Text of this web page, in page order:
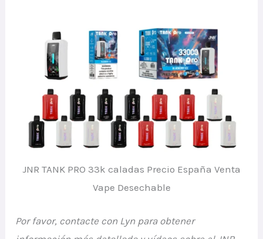
JNR TANK PRO 33k caladas Precio España Venta
Vape Desechable
Por favor, contacte con Lyn para obtener